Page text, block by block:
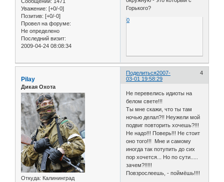
Уважение: [+0/-0]
Позитив: [+0/-0]
Провел на форуме:
Не определено
Последний визит:
2009-04-24 08:08:34
Горького?
0
Поделиться 4
2007-
03-01 19:58:29
Pilay
Дикая Охота
Откуда: Калининград
Не перевелись идиоты на
белом свете!!!
Ты мне скажи, что ты там
ночью делал?!! Неужели мой
подвиг повторить хочешь?!!!
Не надо!!! Поверь!!! Не стоит
оно того!!! Мне и самому
иногда так потупить до сих
пор хочется... Но по сути.....
зачем?!!!!!
Повзрослеешь, - поймёшь!!!!